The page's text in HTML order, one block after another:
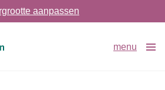
aanpassen
menu